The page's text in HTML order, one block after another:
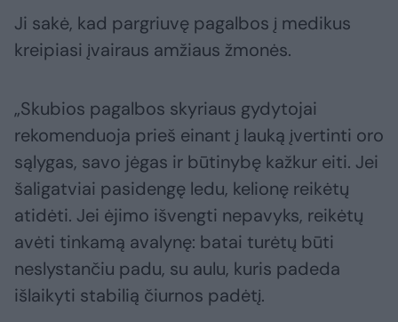
Ji sakė, kad pargriuvę pagalbos į medikus
kreipiasi įvairaus amžiaus žmonės.
„Skubios pagalbos skyriaus gydytojai
rekomenduoja prieš einant į lauką įvertinti oro
sąlygas, savo jėgas ir būtinybę kažkur eiti. Jei
šaligatviai pasidengę ledu, kelionę reikėtų
atidėti. Jei ėjimo išvengti nepavyks, reikėtų
avėti tinkamą avalynę: batai turėtų būti
neslystančiu padu, su aulu, kuris padeda
išlaikyti stabilią čiurnos padėtį.